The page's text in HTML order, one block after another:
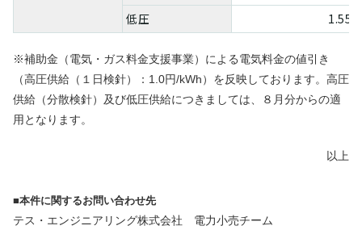
低圧
1.55
※補助金（電気・ガス料金支援事業）による電気料金の値引き
（高圧供給（１日検針）：1.0円/kWh）を反映しております。高圧
供給（分散検針）及び低圧供給につきましては、８月分からの適
用となります。
以上
■本件に関するお問い合わせ先
テス・エンジニアリング株式会社 電力小売チーム